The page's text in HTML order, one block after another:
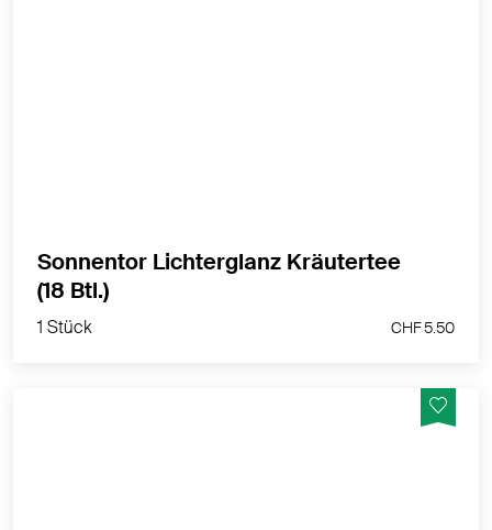
1 Stück
Sonnentor Lichterglanz Kräutertee
(18 Btl.)
1 Stück CHF 5.50